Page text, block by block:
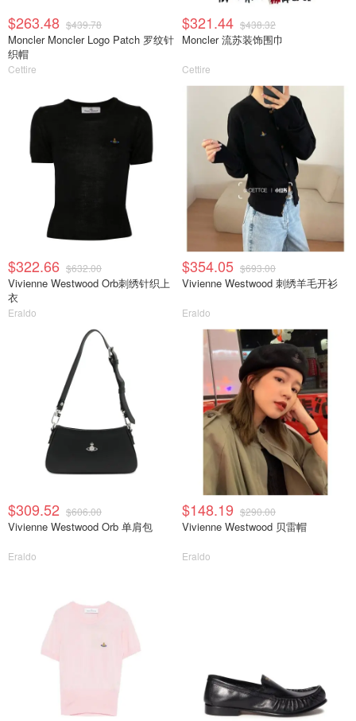
$263.48 $439.78
Moncler Moncler Logo Patch 罗纹针
织帽
Cettire
$321.44 $438.32
Moncler 流苏装饰围巾
Cettire
$322.66 $632.00
Vivienne Westwood Orb刺绣针织上
衣
Eraldo
$354.05 $693.00
Vivienne Westwood 刺绣羊毛开衫
Eraldo
$309.52 $606.00
Vivienne Westwood Orb 单肩包
Eraldo
$148.19 $290.00
Vivienne Westwood 贝雷帽
Eraldo